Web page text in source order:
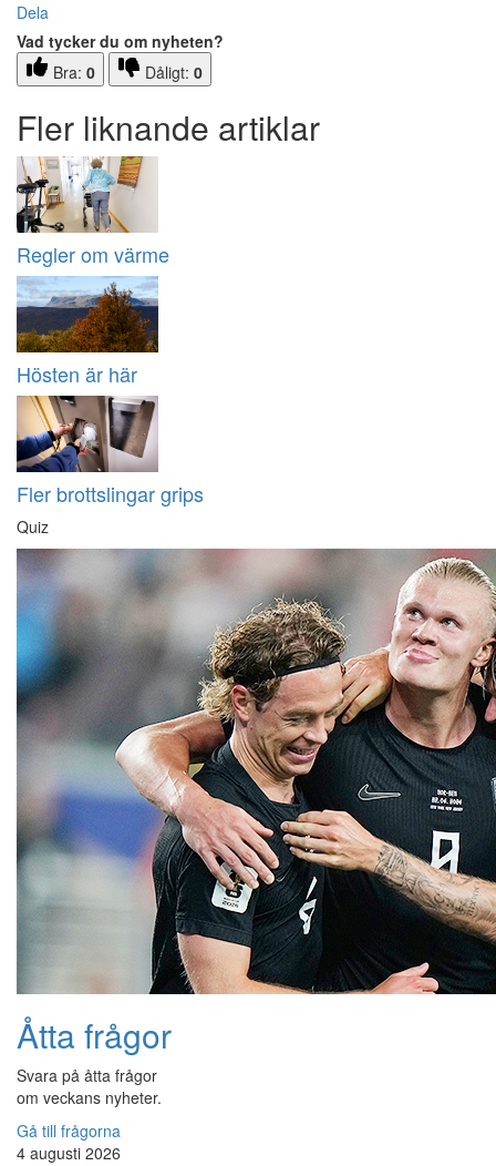
Dela
Vad tycker du om nyheten?
Bra: 0 Dåligt: 0
Fler liknande artiklar
Regler om värme
Hösten är här
Fler brottslingar grips
Quiz
Åtta frågor
Svara på åtta frågor
om veckans nyheter.
Gå till frågorna
4 augusti 2026